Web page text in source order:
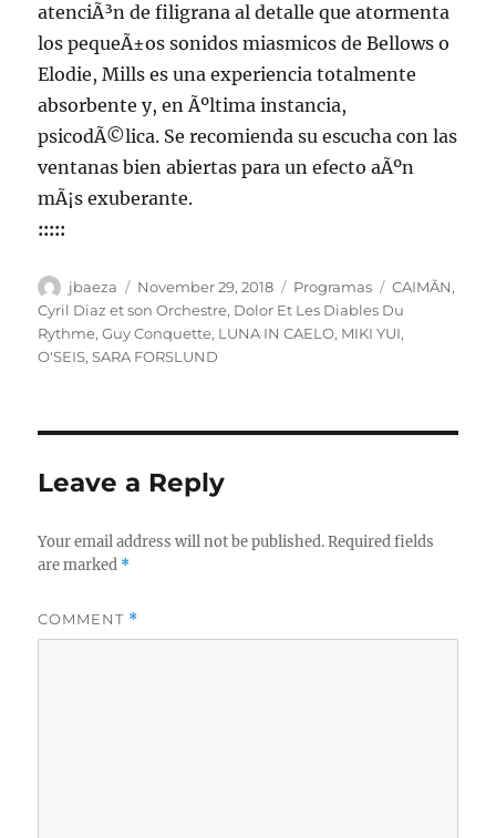
atenciÃ³n de filigrana al detalle que atormenta
los pequeÃ±os sonidos miasmicos de Bellows o
Elodie, Mills es una experiencia totalmente
absorbente y, en Ãºltima instancia,
psicodÃ©lica. Se recomienda su escucha con las
ventanas bien abiertas para un efecto aÃºn
mÃ¡s exuberante.
:::::
Author
jbaeza
Posted
on
November 29, 2018 Categories
Programas Tags
CAIMÃN,
Cyril Diaz et son Orchestre, Dolor Et Les Diables Du
Rythme,Guy Conquette, LUNA IN CAELO, MIKI YUI,
O'SEIS,SARA FORSLUND
Leave a Reply
Your email address will not be published. Required fields
are marked *
COMMENT *